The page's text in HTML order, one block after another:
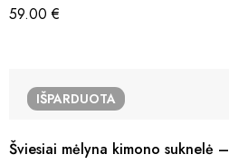
59.00€
IŠPARDUOTA
Šviesiai mėlyna kimono suknelė –